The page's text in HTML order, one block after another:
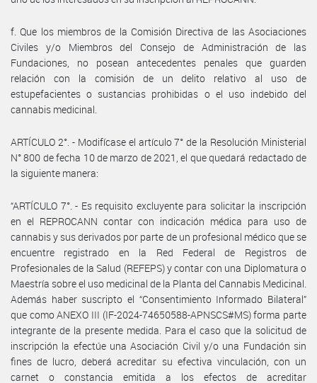
f. Que los miembros de la Comisión Directiva de las Asociaciones
Civiles y/o Miembros del Consejo de Administración de las
Fundaciones, no posean antecedentes penales que guarden
relación con la comisión de un delito relativo al uso de
estupefacientes o sustancias prohibidas o el uso indebido del
cannabis medicinal.
ARTÍCULO 2°. - Modifícase el artículo 7° de la Resolución Ministerial
N° 800 de fecha 10 de marzo de 2021, el que quedará redactado de
la siguiente manera:
“ARTÍCULO 7°. - Es requisito excluyente para solicitar la inscripción
en el REPROCANN contar con indicación médica para uso de
cannabis y sus derivados por parte de un profesional médico que se
encuentre registrado en la Red Federal de Registros de
Profesionales de la Salud (REFEPS) y contar con una Diplomatura o
Maestría sobre el uso medicinal de la Planta del Cannabis Medicinal.
Además haber suscripto el “Consentimiento Informado Bilateral”
que como ANEXO III (IF-2024-74650588-APNSCS#MS) forma parte
integrante de la presente medida. Para el caso que la solicitud de
inscripción la efectúe una Asociación Civil y/o una Fundación sin
fines de lucro, deberá acreditar su efectiva vinculación, con un
carnet o constancia emitida a los efectos de acreditar